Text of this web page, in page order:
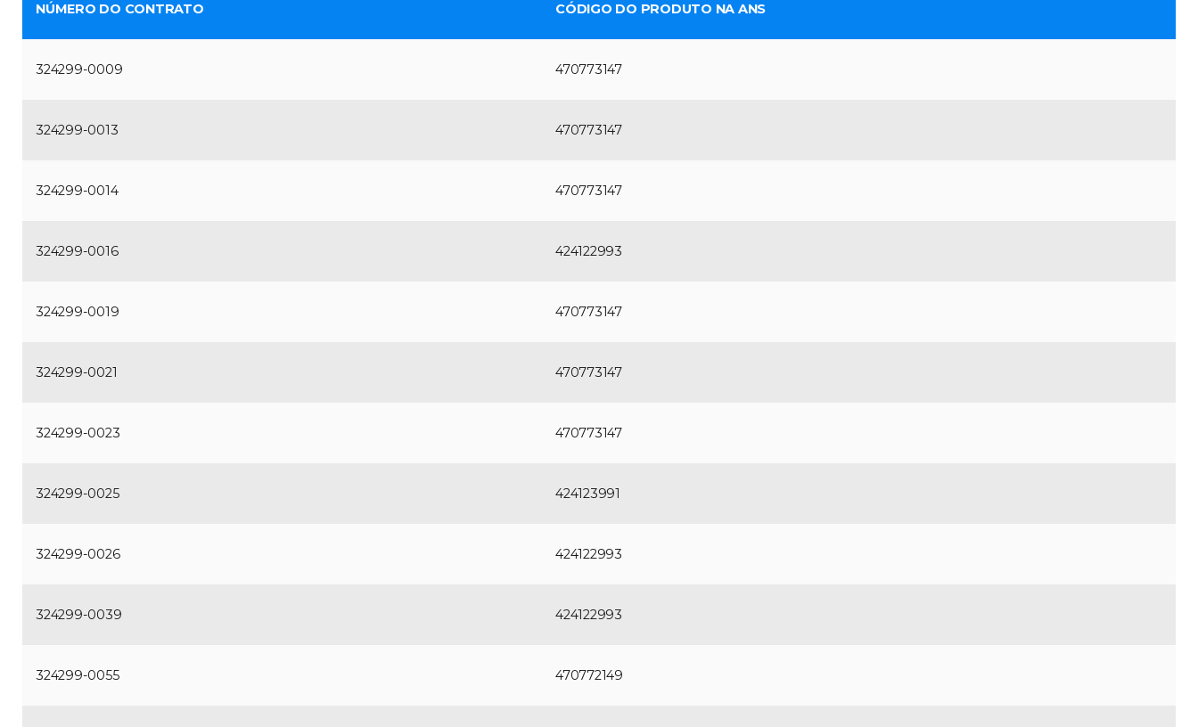
NÚMERO DO CONTRATO CÓDIGO DO PRODUTO NA ANS
324299-0009 470773147
324299-0013 470773147
324299-0014 470773147
324299-0016 424122993
324299-0019 470773147
324299-0021 470773147
324299-0023 470773147
324299-0025 424123991
324299-0026 424122993
324299-0039 424122993
324299-0055 470772149